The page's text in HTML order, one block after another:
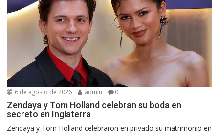
6 de agosto de 2026 admin 0
Zendaya y Tom Holland celebran su boda en
secreto en Inglaterra
Zendaya y Tom Holland celebraron en privado su matrimonio en